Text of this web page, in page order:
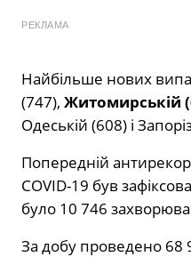
РЕКЛАМА
Найбільше нових
(747), Житомирській
Одеській (608) і
Попередній
COVID-19 був
було 10 746
За добу проведено 68